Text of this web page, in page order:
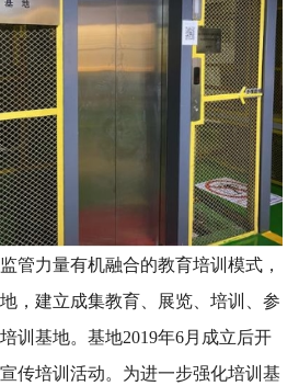
管力量有机融合的教育培训模式，
，建立成集教育、展览、培训、参
训基地。基地2019年6月成立后开
传培训活动。为进一步强化培训基